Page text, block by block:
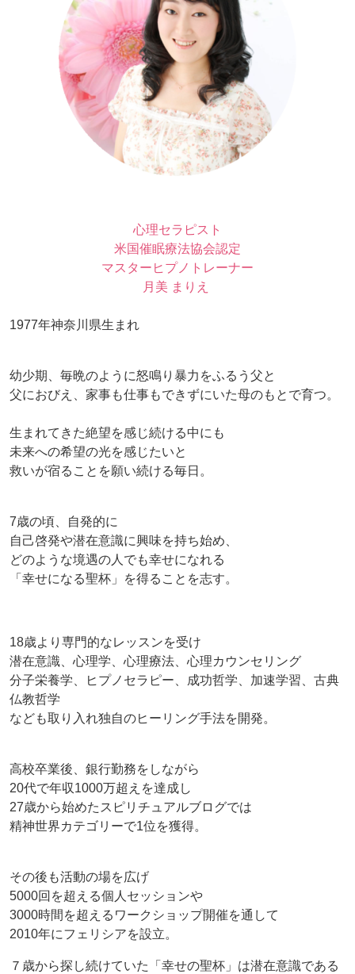
心理セラピスト
米国催眠療法協会認定
マスターヒプノトレーナー
月美 まりえ
1977年神奈川県生まれ
幼少期、毎晩のように怒鳴り暴力をふるう父と
父におびえ、家事も仕事もできずにいた母のもとで育つ。
生まれてきた絶望を感じ続ける中にも
未来への希望の光を感じたいと
救いが宿ることを願い続ける毎日。
7歳の頃、自発的に
自己啓発や潜在意識に興味を持ち始め、
どのような境遇の人でも幸せになれる
「幸せになる聖杯」を得ることを志す。
18歳より専門的なレッスンを受け
潜在意識、心理学、心理療法、心理カウンセリング
分子栄養学、ヒプノセラピー、成功哲学、加速学習、古典
仏教哲学
なども取り入れ独自のヒーリング手法を開発。
高校卒業後、銀行勤務をしながら
20代で年収1000万超えを達成し
27歳から始めたスピリチュアルブログでは
精神世界カテゴリーで1位を獲得。
その後も活動の場を広げ
5000回を超える個人セッションや
3000時間を超えるワークショップ開催を通して
2010年にフェリシアを設立。
７歳から探し続けていた「幸せの聖杯」は潜在意識である